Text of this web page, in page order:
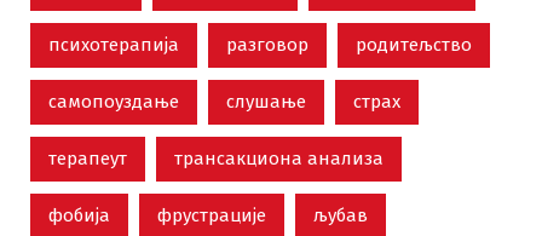
психотерапија разговор родитељство
самопоуздање слушање страх
терапеут трансакциона анализа
фобија фрустрације љубав